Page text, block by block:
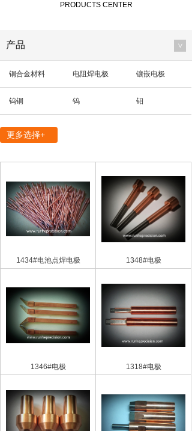
PRODUCTS CENTER
产品 >
铜合金材料 电阻焊电极 镶嵌电极
钨铜 钨 钼
精密机械部件
更多选择+
1434#电池点焊电极 1348#电极
1346#电极 1318#电极